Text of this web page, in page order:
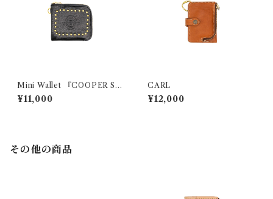
Mini Wallet 『COOPER Sku
ll Studs』
¥11,000
CARL
¥12,000
その他の商品